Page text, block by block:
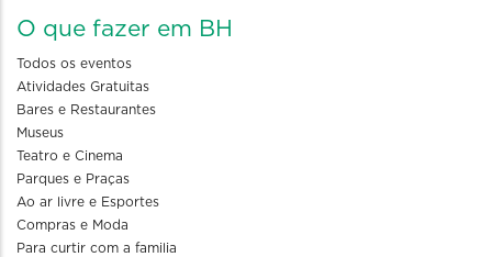
O que fazer em BH
Todos os eventos
Atividades Gratuitas
Bares e Restaurantes
Museus
Teatro e Cinema
Parques e Praças
Ao ar livre e Esportes
Compras e Moda
Para curtir com a familia